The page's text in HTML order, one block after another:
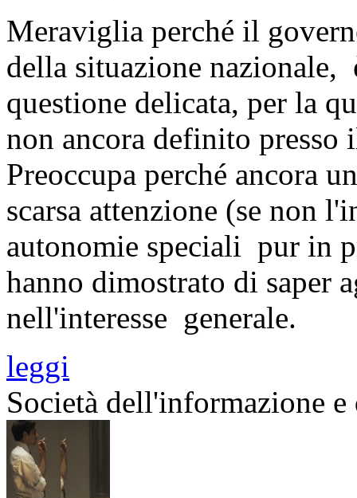
Meraviglia perché il
della situazione nazionale,
questione delicata, per la
non ancora definito
Preoccupa perché ancora
scarsa attenzione (se non
autonomie speciali pur in
hanno dimostrato di saper
nell'interesse generale.
leggi
Società dell'informazione e